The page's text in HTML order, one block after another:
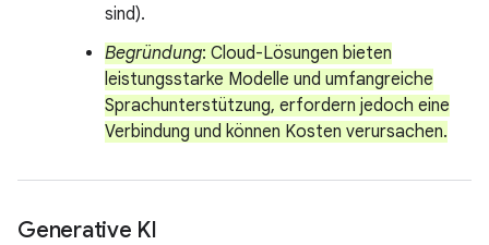
sind).
Begründung: Cloud-Lösungen bieten
leistungsstarke Modelle und umfangreiche
Sprachunterstützung, erfordern jedoch eine
Verbindung und können Kosten verursachen.
Generative KI